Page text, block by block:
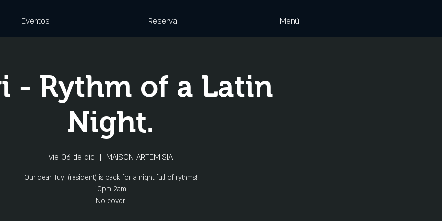
Eventos Reserva Menú
- Rythm of a Latin
Night.
vie 06 de dic
  |
MAISON ARTEMISIA
Our dear Tuyi (resident) is back for a night full of rythms!
10pm-2am
No cover